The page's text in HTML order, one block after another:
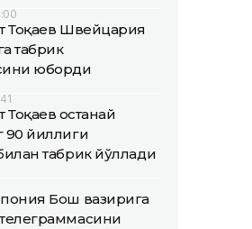
Тоқаев Швейцария
табрик
юборди
Қостанай
90 йиллиги
табрик йўллади
Бош вазирига